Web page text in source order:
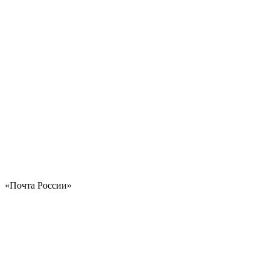
«Почта России»